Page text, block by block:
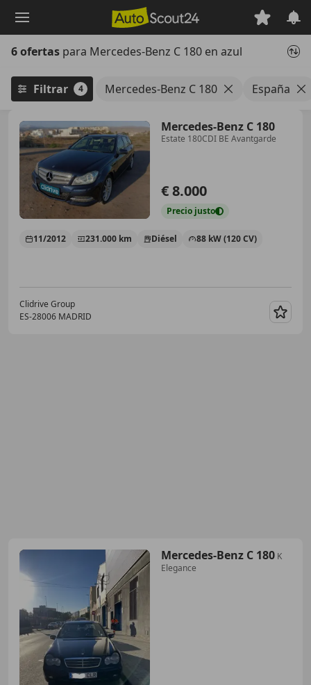
principal
6 ofertas para Mercedes-Benz C 180 en azul
Filtrar 4 Mercedes-Benz C 180 España
Mercedes-Benz C 180
Estate 180CDI BE Avantgarde
€ 8.000
Precio justo
11/2012 231.000 km Diésel 88 kW (120 CV)
Clidrive Group
ES-28006 MADRID
Mercedes-Benz C 180 K
Elegance